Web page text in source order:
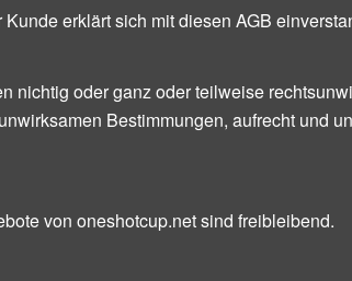
erklärt sich mit diesen AGB
oder ganz oder teilweise
Bestimmungen, aufrecht und
von oneshotcup.net sind freibleibend.